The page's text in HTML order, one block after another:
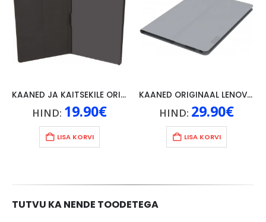
KAANED JA KAITSEKILE ORIGINAAL LENOVO P10, MUST
HIND: 19.90€
LISA KORVI
KAANED ORIGINAAL LENOVO TAB 4 10″, HALL
HIND: 29.90€
LISA KORVI
TUTVU KA NENDE TOODETEGA